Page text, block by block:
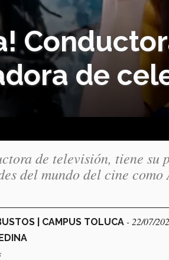
de
de televisión, tiene su
del mundo del cine
| CAMPUS TOLUCA - 22/07/